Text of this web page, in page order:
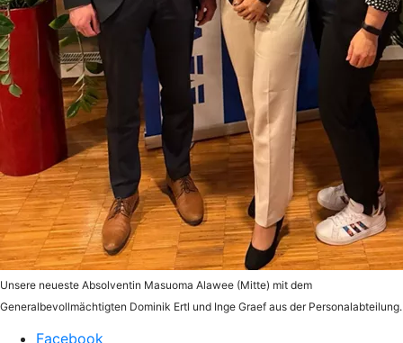
Unsere neueste Absolventin Masuoma Alawee (Mitte) mit dem
Generalbevollmächtigten Dominik Ertl und Inge Graef aus der Personalabteilung.
Facebook